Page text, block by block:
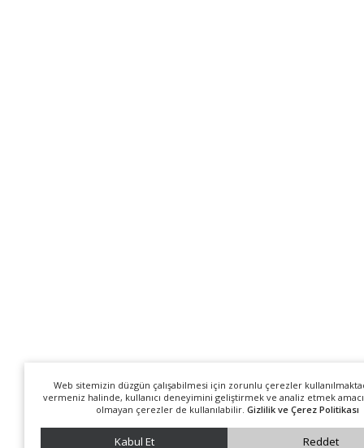
Web sitemizin düzgün çalışabilmesi için zorunlu çerezler
vermeniz halinde, kullanıcı deneyimini geliştirmek ve analiz etmek
olmayan çerezler de kullanılabilir. Gizlilik ve Çerez Politikası
Kabul Et Reddet